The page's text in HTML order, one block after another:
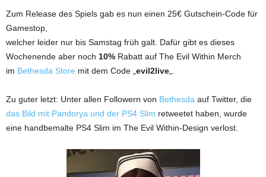
Zum Release des Spiels gab es nun einen 25€ Gutschein-Code für
Gamestop,
welcher leider nur bis Samstag früh galt. Dafür gibt es dieses
Wochenende aber noch 10% Rabatt auf The Evil Within Merch
im Bethesda Store mit dem Code „evil2live„.
Zu guter letzt: Unter allen Followern von Bethesda auf Twitter, die
das Bild mit Pandorya und der PS4 Slim retweetet haben, wurde
eine handbemalte PS4 Slim im The Evil Within-Design verlost.